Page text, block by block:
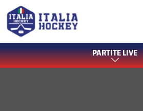
PARTITE LIVE